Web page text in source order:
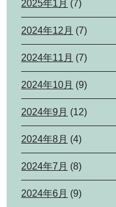
2025年1月 (7)
2024年12月 (7)
2024年11月 (7)
2024年10月 (9)
2024年9月 (12)
2024年8月 (4)
2024年7月 (8)
2024年6月 (9)